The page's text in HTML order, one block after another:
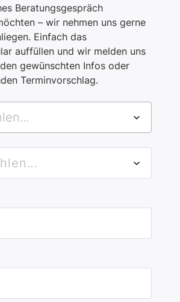
Beratungsgespräch
– wir nehmen uns gerne
Einfach das
auffüllen und wir melden uns
gewünschten Infos oder
Terminvorschlag.